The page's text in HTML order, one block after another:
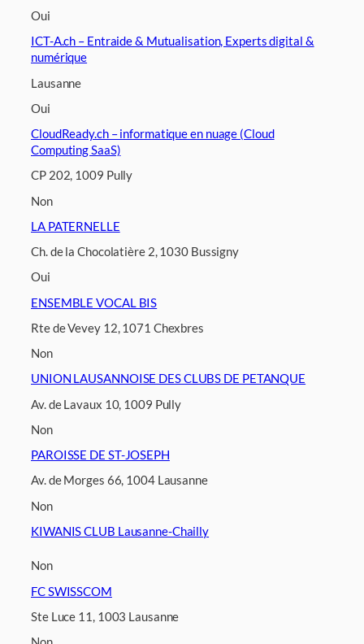
Oui
ICT-A.ch – Entraide & Mutualisation, Experts digital &
numérique
Lausanne
Oui
CloudReady.ch – informatique en nuage (Cloud
Computing SaaS)
CP 202, 1009 Pully
Non
LA PATERNELLE
Ch. de la Chocolatière 2, 1030 Bussigny
Oui
ENSEMBLE VOCAL BIS
Rte de Vevey 12, 1071 Chexbres
Non
UNION LAUSANNOISE DES CLUBS DE PETANQUE
Av. de Lavaux 10, 1009 Pully
Non
PAROISSE DE ST-JOSEPH
Av. de Morges 66, 1004 Lausanne
Non
KIWANIS CLUB Lausanne-Chailly
Non
FC SWISSCOM
Ste Luce 11, 1003 Lausanne